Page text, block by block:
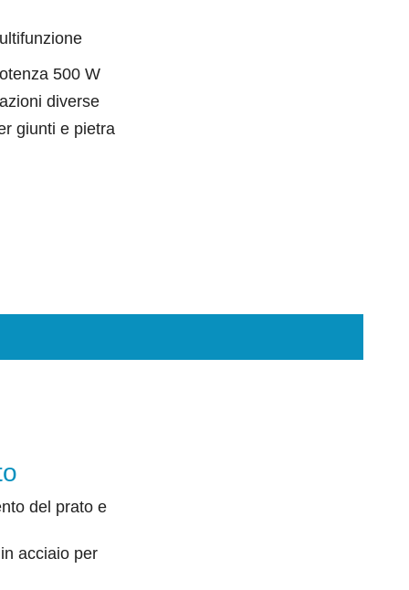
500 W
diverse
giunti e pietra
del prato e
acciaio per